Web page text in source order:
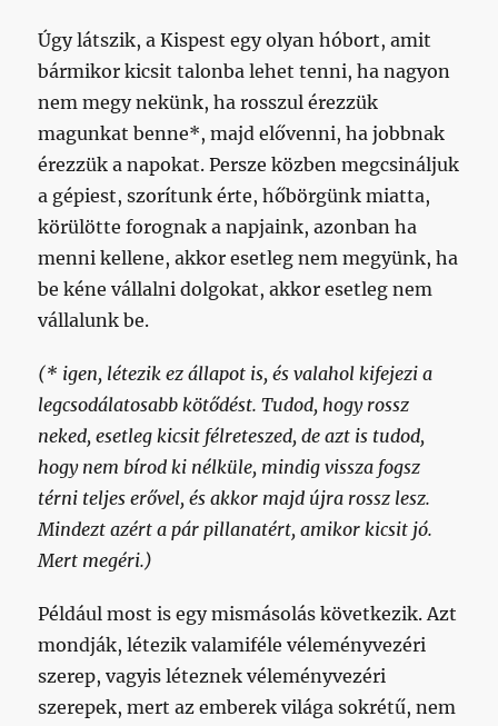
Úgy látszik, a Kispest egy olyan hóbort, amit
bármikor kicsit talonba lehet tenni, ha nagyon
nem megy nekünk, ha rosszul érezzük
magunkat benne*, majd elővenni, ha jobbnak
érezzük a napokat. Persze közben megcsináljuk
a gépiest, szorítunk érte, hőbörgünk miatta,
körülötte forognak a napjaink, azonban ha
menni kellene, akkor esetleg nem megyünk, ha
be kéne vállalni dolgokat, akkor esetleg nem
vállalunk be.
(* igen, létezik ez állapot is, és valahol kifejezi a
legcsodálatosabb kötődést. Tudod, hogy rossz
neked, esetleg kicsit félreteszed, de azt is tudod,
hogy nem bírod ki nélküle, mindig vissza fogsz
térni teljes erővel, és akkor majd újra rossz lesz.
Mindezt azért a pár pillanatért, amikor kicsit jó.
Mert megéri.)
Például most is egy mismásolás következik. Azt
mondják, létezik valamiféle véleményvezéri
szerep, vagyis léteznek véleményvezéri
szerepek, mert az emberek világa sokrétű, nem